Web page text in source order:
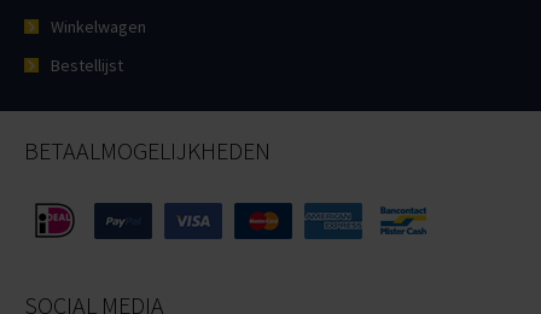
Winkelwagen
Bestellijst
BETAALMOGELIJKHEDEN
SOCIAL MEDIA